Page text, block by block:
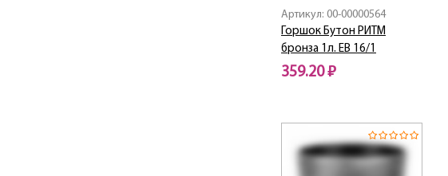
Артикул: 00-00000564
Горшок Бутон РИТМ
бронза 1л. EB 16/1
359.20 ₽